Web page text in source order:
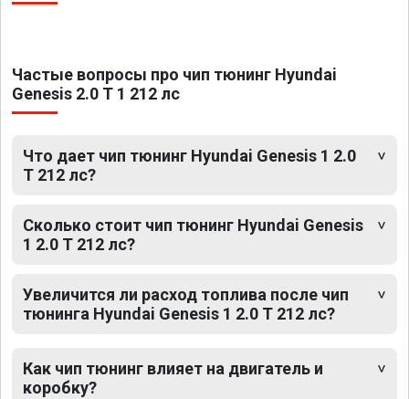
Частые вопросы про чип тюнинг Hyundai
Genesis 2.0 T 1 212 лс
Что дает чип тюнинг Hyundai Genesis 1 2.0
T 212 лс?
Сколько стоит чип тюнинг Hyundai Genesis
1 2.0 T 212 лс?
Увеличится ли расход топлива после чип
тюнинга Hyundai Genesis 1 2.0 T 212 лс?
Как чип тюнинг влияет на двигатель и
коробку?